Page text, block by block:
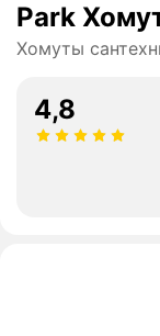
Park
Хомуты
4,8